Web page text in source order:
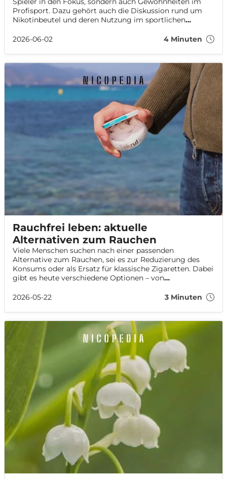
Profisport. Dazu gehört auch die Diskussion rund um
Nikotinbeutel und deren Nutzung im sportlichen
Fußballern und Nikotinprodukte im Sport immer
2026-06-02 4 Minuten
Rauchfrei leben: aktuelle
Alternativen zum Rauchen
Viele Menschen suchen nach einer passenden
Alternative zum Rauchen, sei es zur Reduzierung des
Konsums oder als Ersatz für klassische Zigaretten. Dabei
gibt es heute verschiedene Optionen – von
Alternativen zur Zigarette. In diesem Artikel geben wir
erklären die Unterschiede und zeigen, welche
Alternativen zur Zigarette aktuell verfügbar sind.
2026-05-22 3 Minuten